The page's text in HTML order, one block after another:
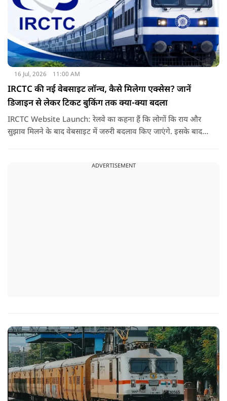
16 Jul, 2026 11:00 AM
IRCTC की नई वेबसाइट लॉन्च, कैसे मिलेगा एक्सेस? जानें
डिजाइन से लेकर टिकट बुकिंग तक क्या-क्या बदला
IRCTC Website Launch: रेलवे का कहना हैं कि लोगों कि राय और
सुझाव मिलने के बाद वेबसाइट में जरुरी बदलाव किए जाएंगे. इसके बाद
बुकिंग को पहले से ज्यादा आसान तेज और बिना परेशानी वाला बनाना हैं.
ADVERTISEMENT